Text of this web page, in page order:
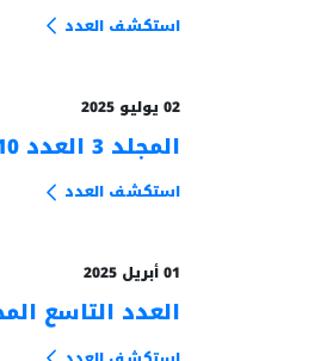
استكشف العدد
02 يوليو 2025
المجلد 3 العدد 10
استكشف العدد
01 أبريل 2025
العدد التاسع